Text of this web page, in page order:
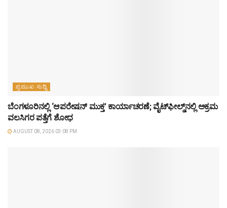
ಪ್ರಮುಖ ಸುದ್ದಿ
ಬೆಂಗಳೂರಿನಲ್ಲಿ ‘ಆಪರೇಷನ್ ಮುಕ್ತ’ ಕಾರ್ಯಾಚರಣೆ; ವೈಟ್‌ಫೀಲ್ಡ್‌ನಲ್ಲಿ ಅಕ್ರಮ
ವಲಸಿಗರ ಪತ್ತೆಗೆ ಶೋಧ
AUGUST 08, 2026 03:08 PM